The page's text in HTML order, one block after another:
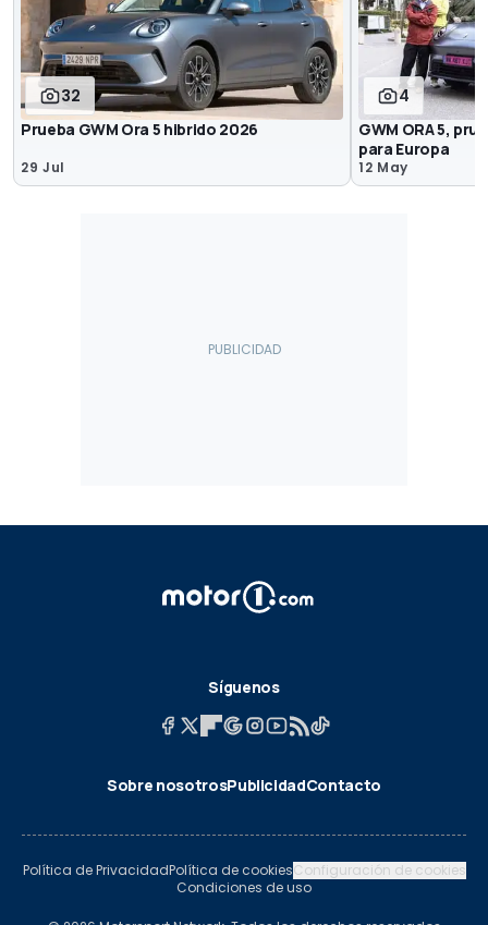
32
Prueba GWM Ora 5 hibrido 2026
29 Jul
4
GWM ORA 5,
para Europa
12 May
Síguenos
Sobre nosotrosPublicidadContacto
Política de PrivacidadPolítica de cookiesConfiguración de cookies
Condiciones de uso